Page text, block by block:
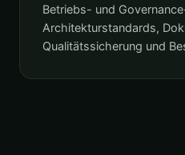
Betriebs- und
Architekturstandards,
Qualitätssicherung und